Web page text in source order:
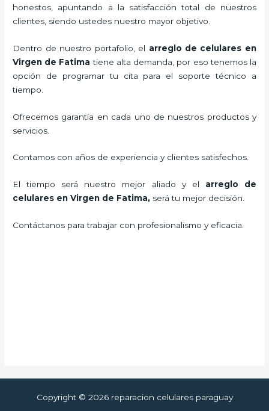
honestos, apuntando a la satisfacción total de nuestros
clientes, siendo ustedes nuestro mayor objetivo.
Dentro de nuestro portafolio, el arreglo de celulares en
Virgen de Fatima tiene alta demanda, por eso tenemos la
opción de programar tu cita para el soporte técnico a
tiempo.
Ofrecemos garantía en cada uno de nuestros productos y
servicios.
Contamos con años de experiencia y clientes satisfechos.
El tiempo será nuestro mejor aliado y el arreglo de
celulares en Virgen de Fatima, será tu mejor decisión.
Contáctanos para trabajar con profesionalismo y eficacia.
Copyright © 2026 reparacion celulares paraguay